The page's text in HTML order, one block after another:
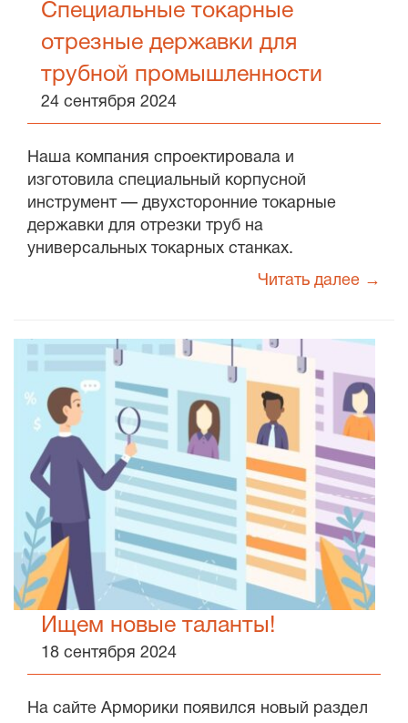
Специальные токарные
отрезные державки для
трубной промышленности
24 сентября 2024
Наша компания спроектировала и
изготовила специальный корпусной
инструмент — двухсторонние токарные
державки для отрезки труб на
универсальных токарных станках.
Читать далее →
Ищем новые таланты!
18 сентября 2024
На сайте Арморики появился новый раздел